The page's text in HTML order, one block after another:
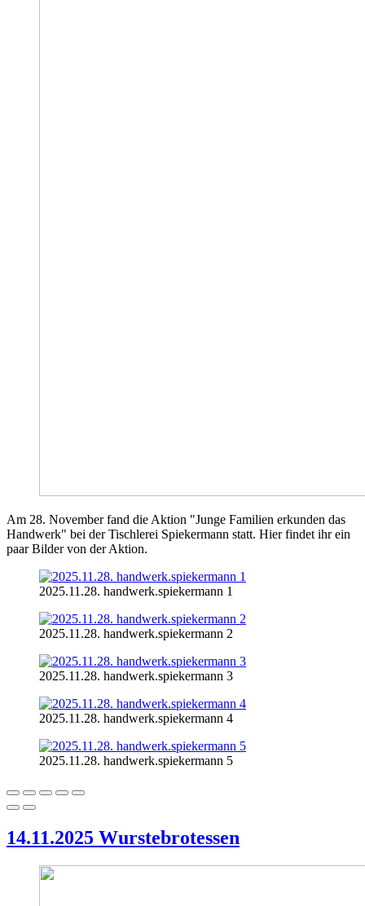
Am 28. November fand die Aktion "Junge Familien erkunden das
Handwerk" bei der Tischlerei Spiekermann statt. Hier findet ihr ein
paar Bilder von der Aktion.
2025.11.28. handwerk.spiekermann 1
2025.11.28. handwerk.spiekermann 2
2025.11.28. handwerk.spiekermann 3
2025.11.28. handwerk.spiekermann 4
2025.11.28. handwerk.spiekermann 5
14.11.2025 Wurstebrotessen